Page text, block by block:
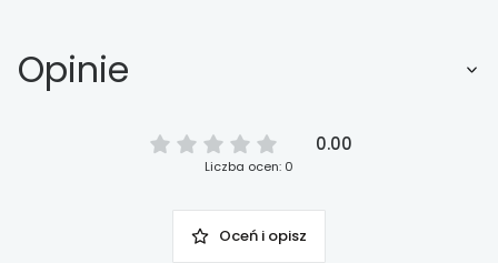
Opinie
0.00
Liczba ocen: 0
Oceń i opisz